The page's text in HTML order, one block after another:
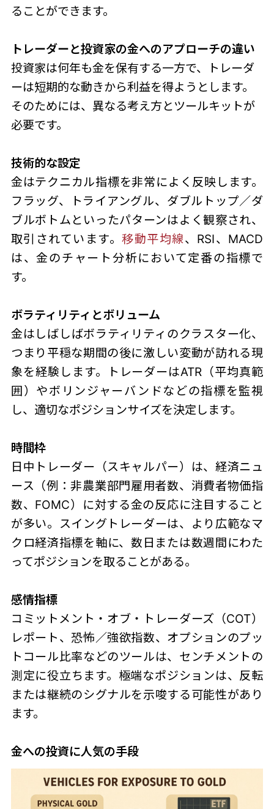
ることができます。
トレーダーと投資家の金へのアプローチの違い
投資家は何年も金を保有する一方で、トレーダ
ーは短期的な動きから利益を得ようとします。
そのためには、異なる考え方とツールキットが
必要です。
技術的な設定
金はテクニカル指標を非常によく反映します。
フラッグ、トライアングル、ダブルトップ／ダ
ブルボトムといったパターンはよく観察され、
取引されています。移動平均線、RSI、MACD
は、金のチャート分析において定番の指標で
す。
ボラティリティとボリューム
金はしばしばボラティリティのクラスター化、
つまり平穏な期間の後に激しい変動が訪れる現
象を経験します。トレーダーはATR（平均真範
囲）やボリンジャーバンドなどの指標を監視
し、適切なポジションサイズを決定します。
時間枠
日中トレーダー（スキャルパー）は、経済ニュ
ース（例：非農業部門雇用者数、消費者物価指
数、FOMC）に対する金の反応に注目すること
が多い。スイングトレーダーは、より広範なマ
クロ経済指標を軸に、数日または数週間にわた
ってポジションを取ることがある。
感情指標
コミットメント・オブ・トレーダーズ（COT）
レポート、恐怖／強欲指数、オプションのプッ
トコール比率などのツールは、センチメントの
測定に役立ちます。極端なポジションは、反転
または継続のシグナルを示唆する可能性があり
ます。
金への投資に人気の手段